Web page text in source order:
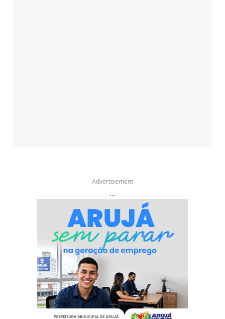
Advertisement
...